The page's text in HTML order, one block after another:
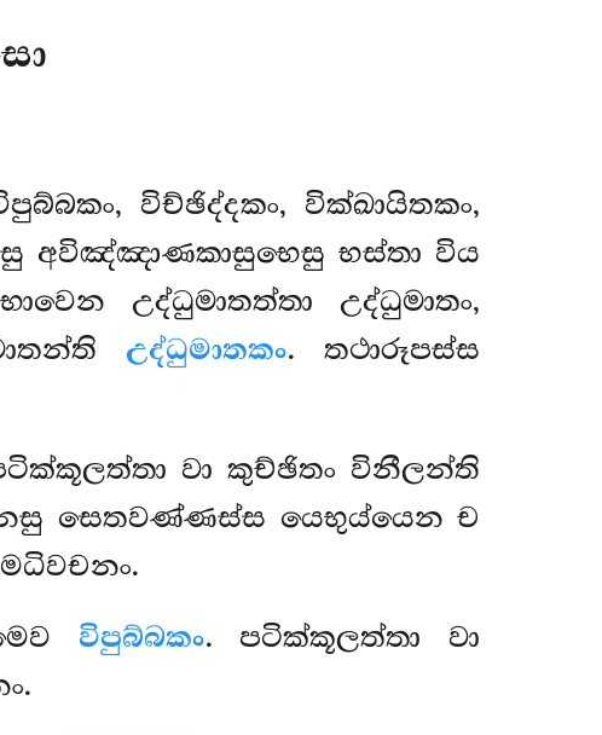
විච්ඡිද්දකං, වික්ඛායිතකං,
අවිඤ්ඤාණකාසුභෙසු භස්තා විය
උද්ධුමාතත්තා උද්ධුමාතං,
උද්ධුමාතකං. තථාරූපස්ස
වා කුච්ඡිතං විනීලන්ති
සෙතවණ්ණස්ස යෙභුය්යෙන ච
විපුබ්බකං. පටික්කූලත්තා වා